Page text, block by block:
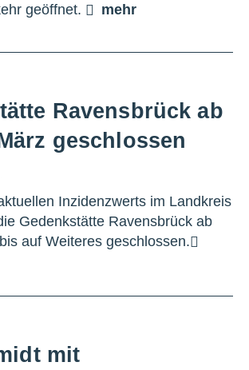
geöffnet.
mehr
Ravensbrück ab
geschlossen
Inzidenzwerts im Landkreis
Gedenkstätte Ravensbrück ab
auf Weiteres geschlossen.
mit